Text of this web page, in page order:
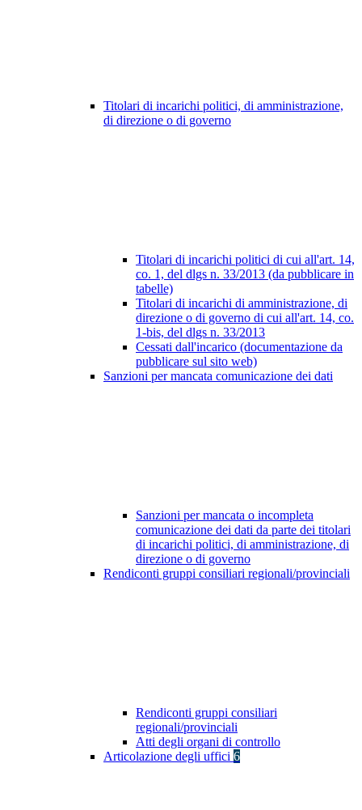
Titolari di incarichi politici, di amministrazione,
di direzione o di governo
Titolari di incarichi politici di cui all'art. 14,
co. 1, del dlgs n. 33/2013 (da pubblicare in
tabelle)
Titolari di incarichi di amministrazione, di
direzione o di governo di cui all'art. 14, co.
1-bis, del dlgs n. 33/2013
Cessati dall'incarico (documentazione da
pubblicare sul sito web)
Sanzioni per mancata comunicazione dei dati
Sanzioni per mancata o incompleta
comunicazione dei dati da parte dei titolari
di incarichi politici, di amministrazione, di
direzione o di governo
Rendiconti gruppi consiliari regionali/provinciali
Rendiconti gruppi consiliari
regionali/provinciali
Atti degli organi di controllo
Articolazione degli uffici 6